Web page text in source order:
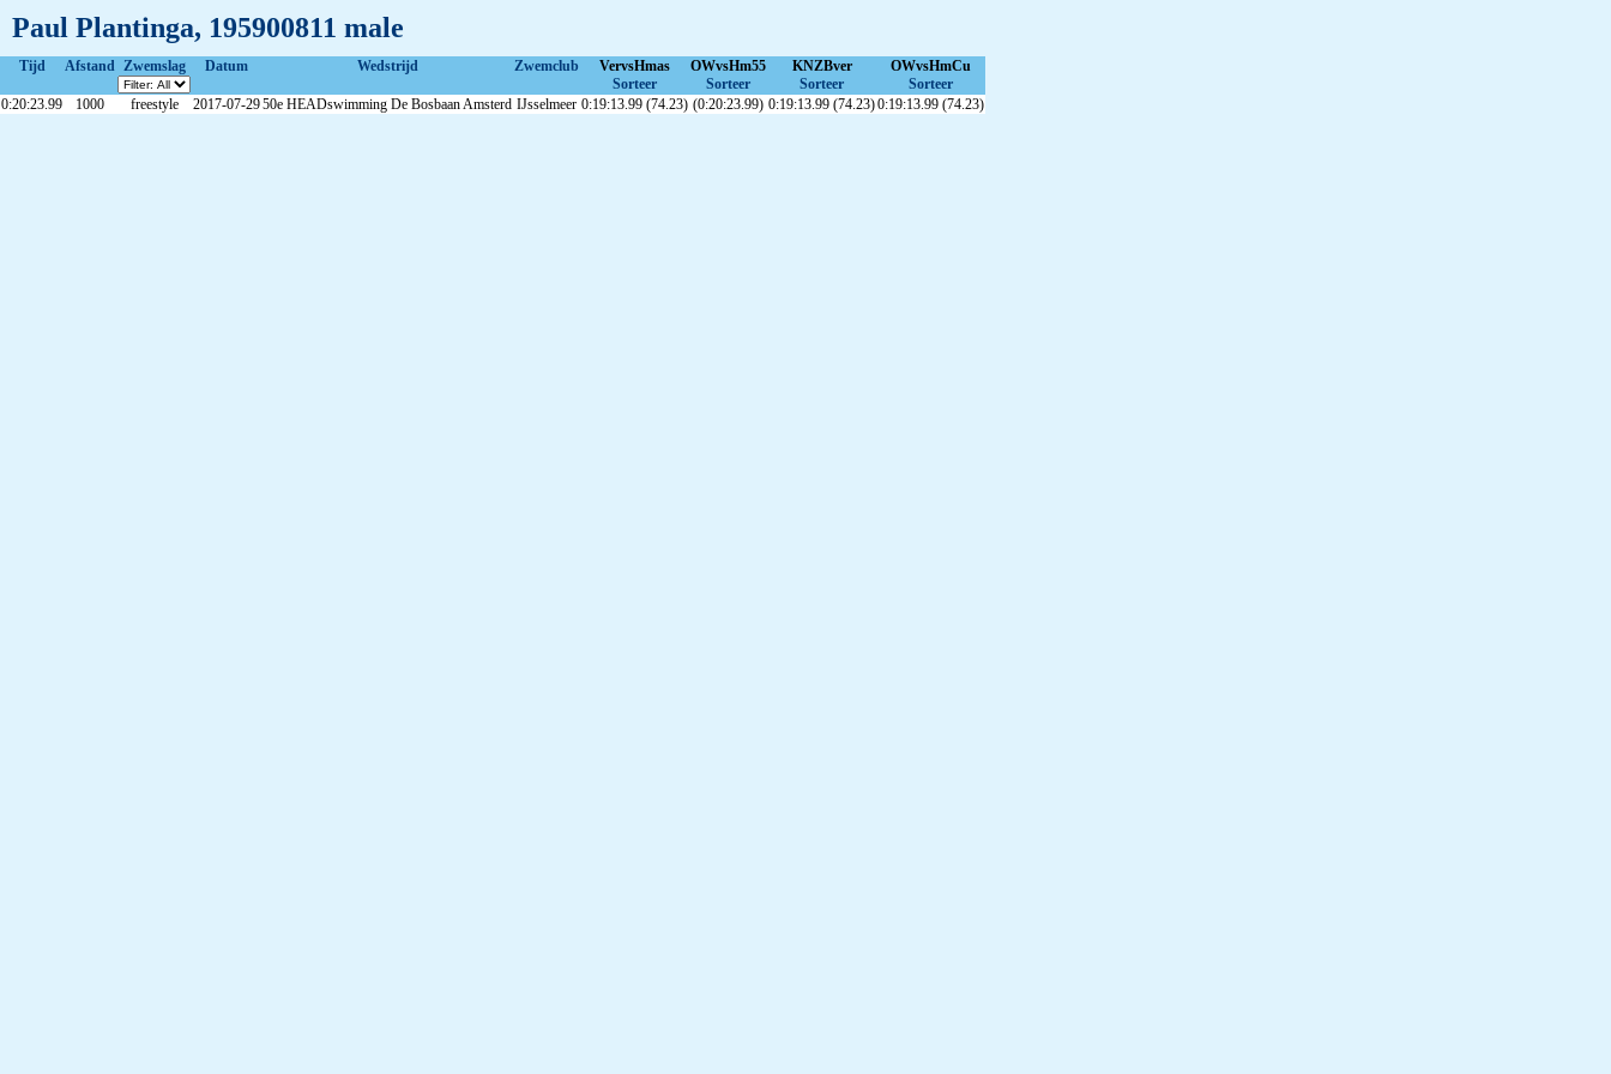
Paul Plantinga, 195900811 male
Tijd Afstand Zwemslag Datum Wedstrijd Zwemclub
VervsHmas
Sorteer
OWvsHm55
Sorteer
KNZBver
Sorteer
OWvsHmCu
Sorteer
0:20:23.99
1000 freestyle 2017-07-2950e HEADswimming De Bosbaan Amsterd IJsselmeer 0:19:13.99 (74.23) (0:20:23.99) 0:19:13.99 (74.23)0:19:13.99 (74.23)